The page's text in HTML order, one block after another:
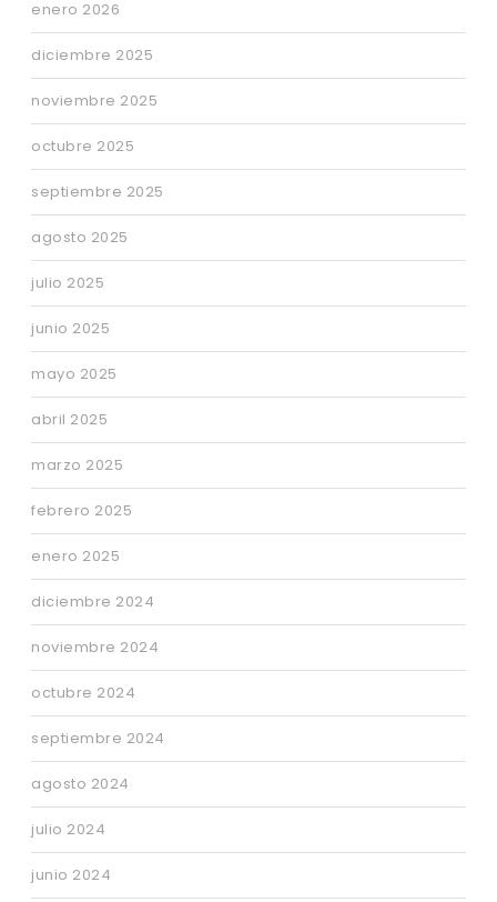
enero 2026
diciembre 2025
noviembre 2025
octubre 2025
septiembre 2025
agosto 2025
julio 2025
junio 2025
mayo 2025
abril 2025
marzo 2025
febrero 2025
enero 2025
diciembre 2024
noviembre 2024
octubre 2024
septiembre 2024
agosto 2024
julio 2024
junio 2024